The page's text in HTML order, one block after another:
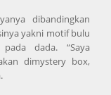
dibandingkan
yakni motif bulu
dada. “Saya
dimystery box,